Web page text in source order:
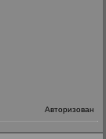
Авторизован